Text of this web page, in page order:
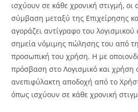
ισχύουν σε κάθε χρονική στιγμή, οι
σύμβαση μεταξύ της Επιχείρησης
αγοράζει αντίγραφο του
σημεία νόμιμης πώλησης του από
προσωπική του χρήση. Η με
πρόσβαση στο Λογισμικό και χρήση
ανεπιφύλακτη αποδοχή από το
όπως ισχύουν σε κάθε χρονική